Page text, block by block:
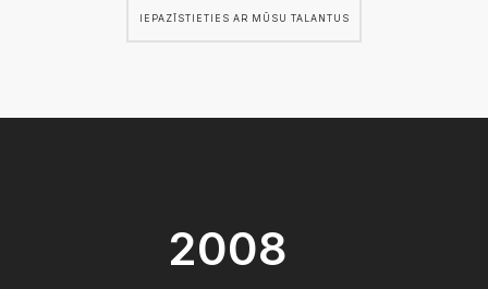
IEPAZĪSTIETIES AR MŪSU TALANTUS
2008